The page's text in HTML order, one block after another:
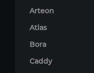
Arteon
Atlas
Bora
Caddy